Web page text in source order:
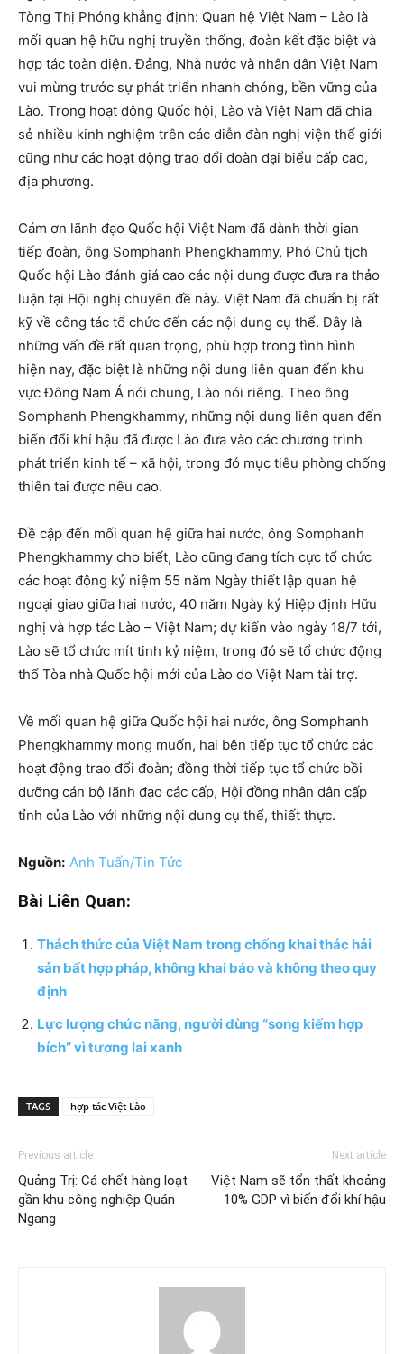
Tòng Thị Phóng khẳng định: Quan hệ Việt Nam – Lào là
mối quan hệ hữu nghị truyền thống, đoàn kết đặc biệt và
hợp tác toàn diện. Đảng, Nhà nước và nhân dân Việt Nam
vui mừng trước sự phát triển nhanh chóng, bền vững của
Lào. Trong hoạt động Quốc hội, Lào và Việt Nam đã chia
sẻ nhiều kinh nghiệm trên các diễn đàn nghị viện thế giới
cũng như các hoạt động trao đổi đoàn đại biểu cấp cao,
địa phương.
Cám ơn lãnh đạo Quốc hội Việt Nam đã dành thời gian
tiếp đoàn, ông Somphanh Phengkhammy, Phó Chủ tịch
Quốc hội Lào đánh giá cao các nội dung được đưa ra thảo
luận tại Hội nghị chuyên đề này. Việt Nam đã chuẩn bị rất
kỹ về công tác tổ chức đến các nội dung cụ thể. Đây là
những vấn đề rất quan trọng, phù hợp trong tình hình
hiện nay, đặc biệt là những nội dung liên quan đến khu
vực Đông Nam Á nói chung, Lào nói riêng. Theo ông
Somphanh Phengkhammy, những nội dung liên quan đến
biến đổi khí hậu đã được Lào đưa vào các chương trình
phát triển kinh tế – xã hội, trong đó mục tiêu phòng chống
thiên tai được nêu cao.
Đề cập đến mối quan hệ giữa hai nước, ông Somphanh
Phengkhammy cho biết, Lào cũng đang tích cực tổ chức
các hoạt động kỷ niệm 55 năm Ngày thiết lập quan hệ
ngoại giao giữa hai nước, 40 năm Ngày ký Hiệp định Hữu
nghị và hợp tác Lào – Việt Nam; dự kiến vào ngày 18/7 tới,
Lào sẽ tổ chức mít tinh kỷ niệm, trong đó sẽ tổ chức động
thổ Tòa nhà Quốc hội mới của Lào do Việt Nam tài trợ.
Về mối quan hệ giữa Quốc hội hai nước, ông Somphanh
Phengkhammy mong muốn, hai bên tiếp tục tổ chức các
hoạt động trao đổi đoàn; đồng thời tiếp tục tổ chức bồi
dưỡng cán bộ lãnh đạo các cấp, Hội đồng nhân dân cấp
tỉnh của Lào với những nội dung cụ thể, thiết thực.
Nguồn: Anh Tuấn/Tin Tức
Bài Liên Quan:
Thách thức của Việt Nam trong chống khai thác hải
sản bất hợp pháp, không khai báo và không theo quy
định
Lực lượng chức năng, người dùng “song kiếm hợp
bích” vì tương lai xanh
TAGS hợp tác Việt Lào
Previous article
Quảng Trị: Cá chết hàng loạt
gần khu công nghiệp Quán
Ngang
Next article
Việt Nam sẽ tổn thất khoảng
10% GDP vì biến đổi khí hậu